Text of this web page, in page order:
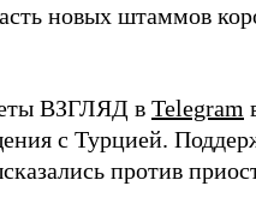
новых штаммов
ВЗГЛЯД в Telegram
с Турцией.
против